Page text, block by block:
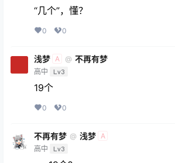
“几个”，懂？
0 0
浅梦 A @ 不再有梦
高中 Lv3
19个
0 0
不再有梦 @ 浅梦 A
高中
Lv3